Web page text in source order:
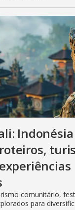
comunitário,
para